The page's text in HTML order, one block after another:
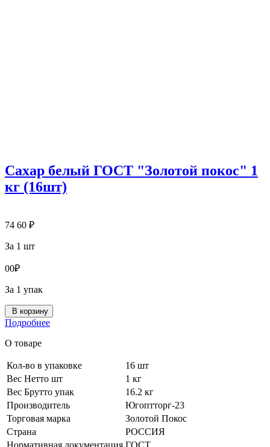
Сахар белый ГОСТ "Золотой покос" 1
кг (16шт)
74 60 ₽
За 1 шт
00₽
За 1 упак
В корзину
Подробнее
О товаре
Кол-во в упаковке
16 шт
Вес Нетто шт
1 кг
Вес Брутто упак
16.2 кг
Производитель
Югоптторг-23
Торговая марка
Золотой Покос
Страна
РОССИЯ